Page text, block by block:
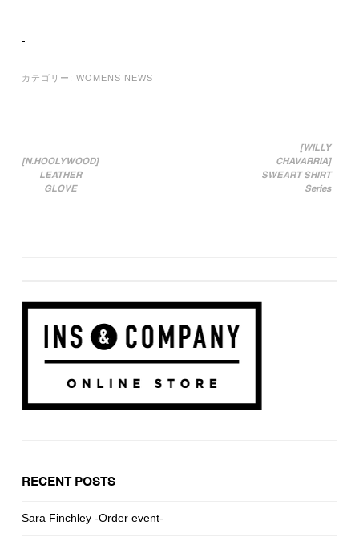
カテゴリー: WOMENS NEWS
投稿ナビゲーション
[N.HOOLYWOOD]
LEATHER
GLOVE
[WILLY
CHAVARRIA]
SWEART SHIRT
Series
RECENT POSTS
Sara Finchley -Order event-